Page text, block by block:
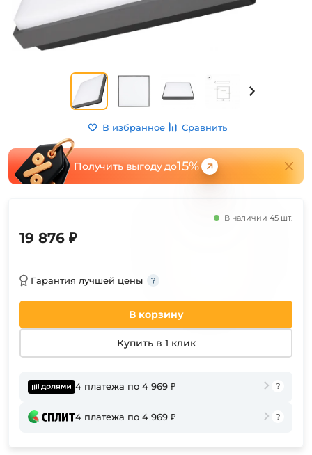
В избранное Сравнить
Получить выгоду до15%
В наличии 45 шт.
19 876 ₽
Гарантия лучшей цены
В корзину
Купить в 1 клик
4 платежа по 4 969 ₽
4 платежа по 4 969 ₽